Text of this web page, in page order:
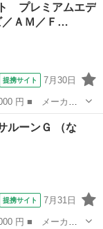
純正 ８インチ
プレミアムエデ
ＡＭ／Ｆ…
提携サイト 7月30日
名： アスリー
／ＦＭ／フルセ
ルーンＧ （な
提携サイト 7月31日